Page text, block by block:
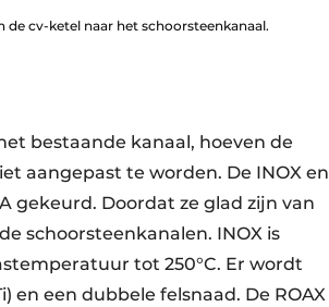
cv-ketel naar het schoorsteenkanaal.
bestaande kanaal, hoeven de
aangepast te worden. De INOX en
gekeurd. Doordat ze glad zijn van
schoorsteenkanalen. INOX is
tot 250°C. Er wordt
en een dubbele felsnaad. De ROAX